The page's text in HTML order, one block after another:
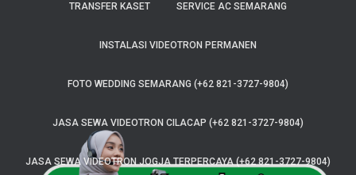
TRANSFER KASET SERVICE AC SEMARANG
INSTALASI VIDEOTRON PERMANEN
FOTO WEDDING SEMARANG (+62 821-3727-9804)
JASA SEWA VIDEOTRON CILACAP (+62 821-3727-9804)
JASA SEWA VIDEOTRON JOGJA TERPERCAYA (+62 821-3727-9804)